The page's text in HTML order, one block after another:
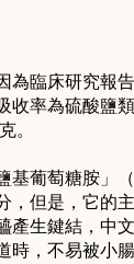
為臨床研究報
收率為硫酸鹽
。
基葡萄糖胺」
，但是，它的
產生鍵結，中
時，不易被小